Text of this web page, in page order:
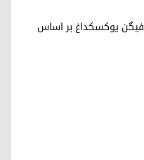
فیگن یوکسکداغ بر اساس